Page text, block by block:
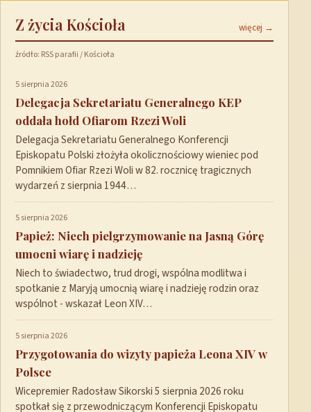
Z życia Kościoła więcej →
źródło: RSS parafii / Kościoła
5 sierpnia 2026
Delegacja Sekretariatu Generalnego KEP
oddała hołd Ofiarom Rzezi Woli
Delegacja Sekretariatu Generalnego Konferencji
Episkopatu Polski złożyła okolicznościowy wieniec pod
Pomnikiem Ofiar Rzezi Woli w 82. rocznicę tragicznych
wydarzeń z sierpnia 1944…
5 sierpnia 2026
Papież: Niech pielgrzymowanie na Jasną Górę
umocni wiarę i nadzieję
Niech to świadectwo, trud drogi, wspólna modlitwa i
spotkanie z Maryją umocnią wiarę i nadzieję rodzin oraz
wspólnot - wskazał Leon XIV…
5 sierpnia 2026
Przygotowania do wizyty papieża Leona XIV w
Polsce
Wicepremier Radosław Sikorski 5 sierpnia 2026 roku
spotkał się z przewodniczącym Konferencji Episkopatu